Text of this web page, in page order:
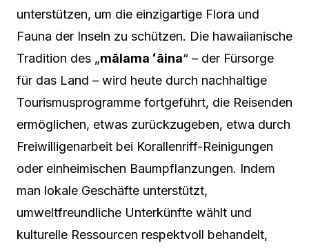
unterstützen, um die einzigartige Flora und
Fauna der Inseln zu schützen. Die hawaiianische
Tradition des „mālama ʻāina“ – der Fürsorge
für das Land – wird heute durch nachhaltige
Tourismusprogramme fortgeführt, die Reisenden
ermöglichen, etwas zurückzugeben, etwa durch
Freiwilligenarbeit bei Korallenriff-Reinigungen
oder einheimischen Baumpflanzungen. Indem
man lokale Geschäfte unterstützt,
umweltfreundliche Unterkünfte wählt und
kulturelle Ressourcen respektvoll behandelt,